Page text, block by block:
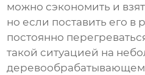
можно сэкономить и
но если поставить его в
постоянно
такой ситуацией на
деревообрабатывающем